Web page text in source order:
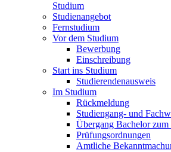
Studium
Studienangebot
Fernstudium
Vor dem Studium
Bewerbung
Einschreibung
Start ins Studium
Studierendenausweis
Im Studium
Rückmeldung
Studiengang- und
Übergang Bachelor zum
Prüfungsordnungen
Amtliche